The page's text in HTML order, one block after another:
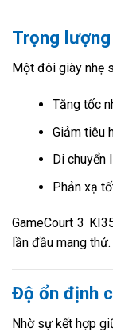
Trọng
Một đôi giày nhẹ
Tăng tốc
Giảm tiêu
Di chuyển
Phản xạ
GameCourt 3
lần đầu mang thử.
Độ ổn định
Nhờ sự kết hợp